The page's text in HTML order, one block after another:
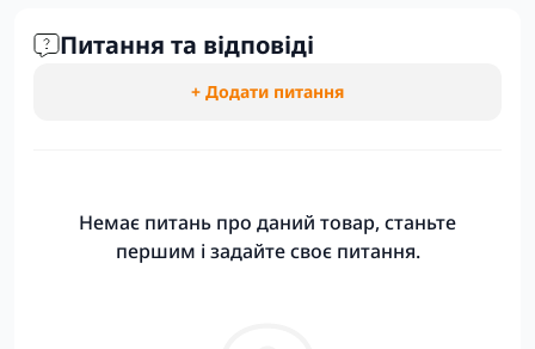
Питання та відповіді
+ Додати питання
Немає питань про даний товар, станьте
першим і задайте своє питання.